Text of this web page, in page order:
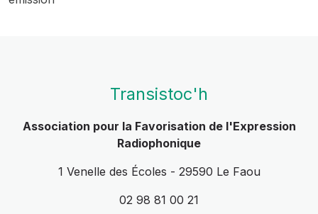
Transistoc'h
Association pour la Favorisation de l'Expression
Radiophonique
1 Venelle des Écoles - 29590 Le Faou
02 98 81 00 21